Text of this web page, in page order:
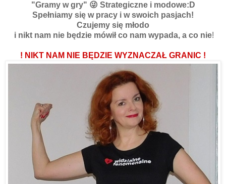
"Gramy w gry" 😜 Strategiczne i modowe:D
Spełniamy się w pracy i w swoich pasjach!
Czujemy się młodo
i nikt nam nie będzie mówił co nam wypada, a co nie!
! NIKT NAM NIE BĘDZIE WYZNACZAŁ GRANIC !